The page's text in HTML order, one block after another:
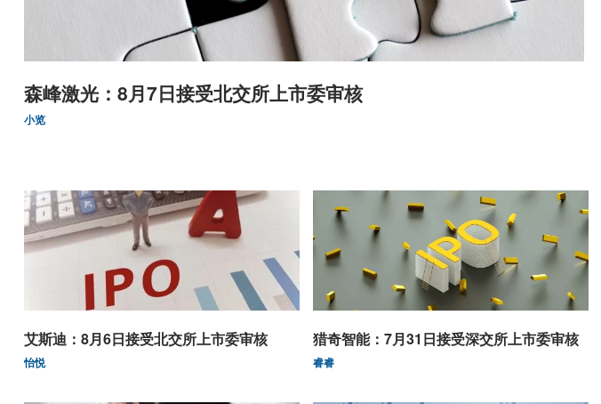
森峰激光：8月7日接受北交所上市委审核
小览
艾斯迪：8月6日接受北交所上市委审核
怡悦
猎奇智能：7月31日接受深交所上市委审核
睿睿